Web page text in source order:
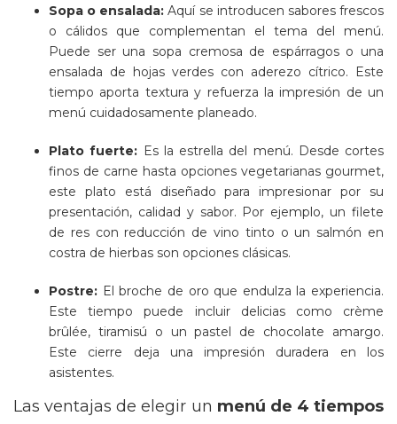
Sopa o ensalada:Aquí se introducen sabores frescos
o cálidos que complementan el tema del menú.
Puede ser una sopa cremosa de espárragos o una
ensalada de hojas verdes con aderezo cítrico. Este
tiempo aporta textura y refuerza la impresión de un
menú cuidadosamente planeado.
Plato fuerte: Es la estrella del menú. Desde cortes
finos de carne hasta opciones vegetarianas gourmet,
este plato está diseñado para impresionar por su
presentación, calidad y sabor. Por ejemplo, un filete
de res con reducción de vino tinto o un salmón en
costra de hierbas son opciones clásicas.
Postre: El broche de oro que endulza la experiencia.
Este tiempo puede incluir delicias como crème
brûlée, tiramisú o un pastel de chocolate amargo.
Este cierre deja una impresión duradera en los
asistentes.
Las ventajas de elegir un menú de 4 tiempos